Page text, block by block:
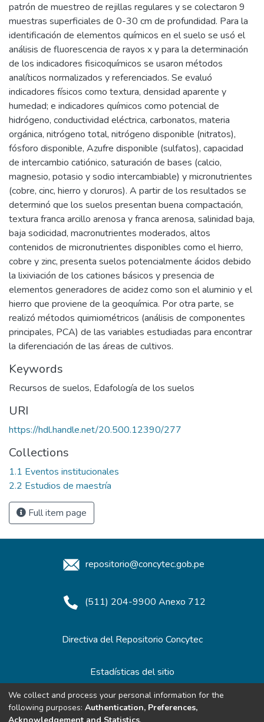
patrón de muestreo de rejillas regulares y se colectaron 9
muestras superficiales de 0-30 cm de profundidad. Para la
identificación de elementos químicos en el suelo se usó el
análisis de fluorescencia de rayos x y para la determinación
de los indicadores fisicoquímicos se usaron métodos
analíticos normalizados y referenciados. Se evaluó
indicadores físicos como textura, densidad aparente y
humedad; e indicadores químicos como potencial de
hidrógeno, conductividad eléctrica, carbonatos, materia
orgánica, nitrógeno total, nitrógeno disponible (nitratos),
fósforo disponible, Azufre disponible (sulfatos), capacidad
de intercambio catiónico, saturación de bases (calcio,
magnesio, potasio y sodio intercambiable) y micronutrientes
(cobre, cinc, hierro y cloruros). A partir de los resultados se
determinó que los suelos presentan buena compactación,
textura franca arcillo arenosa y franca arenosa, salinidad baja,
baja sodicidad, macronutrientes moderados, altos
contenidos de micronutrientes disponibles como el hierro,
cobre y zinc, presenta suelos potencialmente ácidos debido
la lixiviación de los cationes básicos y presencia de
elementos generadores de acidez como son el aluminio y el
hierro que proviene de la geoquímica. Por otra parte, se
realizó métodos quimiométricos (análisis de componentes
principales, PCA) de las variables estudiadas para encontrar
la diferenciación de las áreas de cultivos.
Keywords
Recursos de suelos, Edafología de los suelos
URI
https://hdl.handle.net/20.500.12390/277
Collections
1.1 Eventos institucionales
2.2 Estudios de maestría
Full item page
repositorio@concytec.gob.pe
(511) 204-9900 Anexo 712
Directiva del Repositorio Concytec
Estadísticas del sitio
Redes de Repositorios
We collect and process your personal information for the
following purposes: Authentication, Preferences,